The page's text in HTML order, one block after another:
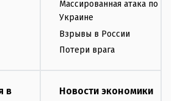
Массированная атака по
Украине
Взрывы в России
Потери врага
в
Новости экономики